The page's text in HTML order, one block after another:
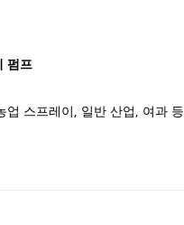
펌프
업 스프레이, 일반 산업, 여과